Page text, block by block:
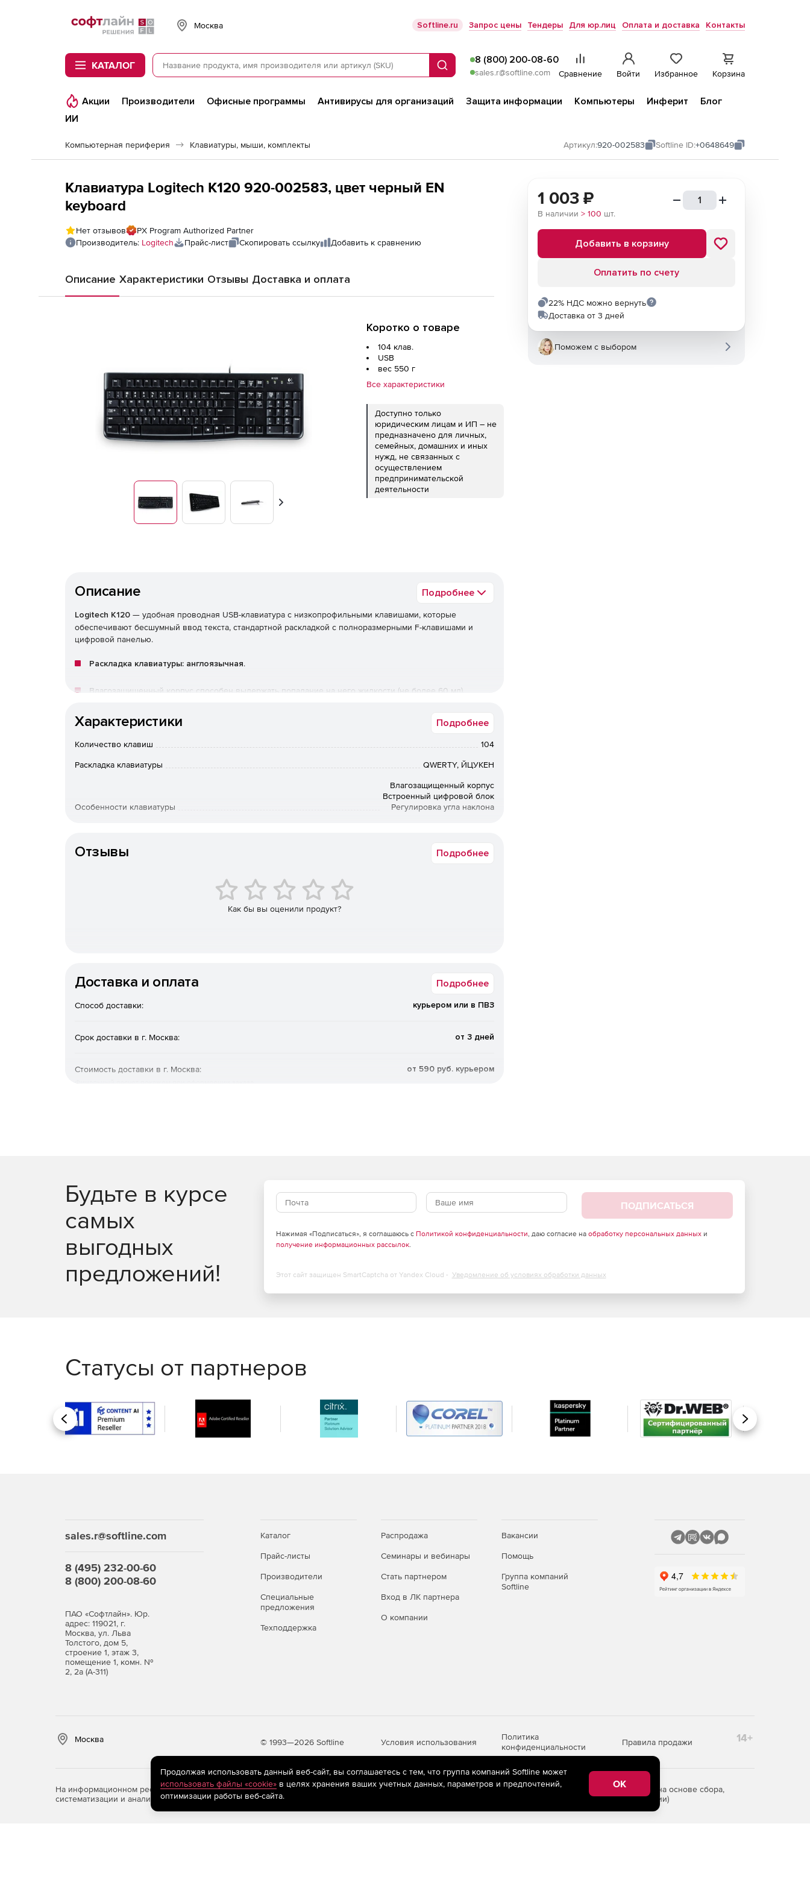
Softline
Москва Softline.ru Запрос цены Тендеры Для юр.лиц Оплата и доставка Контакты
КАТАЛОГ Поиск
8 (800) 200-08-60
sales.r@softline.com Сравнение Войти Избранное Корзина
Акции Производители Офисные программы Антивирусы для организаций Защита информации Компьютеры Инферит
Блог
ИИ
Компьютерная периферия Клавиатуры, мыши, комплекты Артикул:920-002583 Softline ID:+0648649
Клавиатура Logitech K120 920-002583, цвет черный EN
keyboard
Нет отзывов
PX Program Authorized Partner
Производитель: Logitech Прайс-лист Скопировать ссылку Добавить к сравнению
Описание Характеристики Отзывы Доставка и оплата
Вперед
Коротко о товаре
104 клав.
USB
вес 550 г
Все характеристики
Доступно только
юридическим лицам и ИП – не
предназначено для личных,
семейных, домашних и иных
нужд, не связанных с
осуществлением
предпринимательской
деятельности
Описание Подробнее
Logitech K120 — удобная проводная USB-клавиатура с низкопрофильными клавишами, которые
обеспечивают бесшумный ввод текста, стандартной раскладкой с полноразмерными F-клавишами и
цифровой панелью.
Раскладка клавиатуры: англоязычная.
Влагозащищенный корпус способен выдержать попадание на него жидкости (не более 60 мл).
Устойчивые регулируемые ножки позволяют увеличить наклон клавиатуры на 8 градусов и добиться
максимального удобства.
настольного компьютера или ноутбука – и можно начинать работать.
Полужирное яркое начертание символов на клавишах очень хорошо различимо, что отлично
подойдет пользователям, которые не могут похвастаться идеальным зрением.
Ресурс клавиш составляет до 10 миллионов нажатий.
Характеристики Подробнее
Количество клавиш 104
Раскладка клавиатуры QWERTY, ЙЦУКЕН
Особенности клавиатуры
Влагозащищенный корпус
Встроенный цифровой блок
Регулировка угла наклона
Интерфейс подключения 1 × USB 2.0 • Type-A
Отзывы Подробнее
Как бы вы оценили продукт?
Доставка и оплата Подробнее
Способ доставки: курьером или в ПВЗ
Срок доставки в г. Москва: от 3 дней
Стоимость доставки в г. Москва: от 590 руб. курьером
1 003 ₽
В наличии > 100 шт.
Добавить в корзину
Оплатить по счету
22% НДС можно вернуть
Доставка от 3 дней
Поможем с выбором
Будьте в курсе
самых
выгодных
предложений!
ПОДПИСАТЬСЯ
Нажимая «Подписаться», я соглашаюсь с Политикой конфиденциальности, даю согласие на обработку персональных данныхи
получение информационных рассылок.
Этот сайт защищен SmartCaptcha от Yandex Cloud - Уведомление об условиях обработки данных
Статусы от партнеров
Назад Вперед
sales.r@softline.com
8 (495) 232-00-60
8 (800) 200-08-60
ПАО «Софтлайн». Юр.
адрес: 119021, г.
Москва, ул. Льва
Толстого, дом 5,
строение 1, этаж 3,
помещение 1, комн. №
2, 2а (А-311)
Каталог
Прайс-листы
Производители
Специальные
предложения
Техподдержка
Распродажа
Семинары и вебинары
Стать партнером
Вход в ЛК партнера
О компании
Вакансии
Помощь
Группа компаний
Softline
Москва © 1993—2026 Softline Условия использования
Политика
конфиденциальности
Правила продажи 14+
На информационном ресурсе store.softline.ru применяютсярекомендательные технологии (информационные технологии предоставления информации на основе сбора,
систематизации и анализа сведений, относящихся к предпочтениям пользователей сети «Интернет», находящихся на территории Российской Федерации)
Продолжая использовать данный веб-сайт, вы соглашаетесь с тем, что группа компаний Softline может
использовать файлы «cookie»в целях хранения ваших учетных данных, параметров и предпочтений,
оптимизации работы веб-сайта.
OK